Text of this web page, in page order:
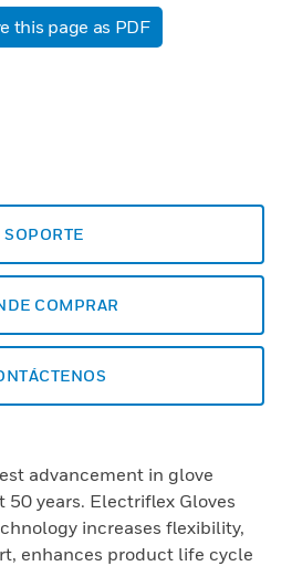
this page as PDF
SOPORTE
COMPRAR
advancement in glove
years. Electriflex Gloves
increases flexibility,
enhances product life cycle